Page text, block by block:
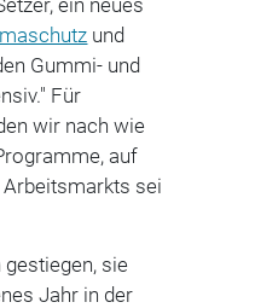
und
Gummi- und
Für
wir nach wie
auf
Arbeitsmarkts sei
sie
Jahr in der